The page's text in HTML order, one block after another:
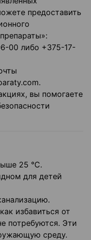
предоставить
00 либо +375-17-
вы помогаете
25 °C.
для детей
избавиться от
потребуются. Эти
среду.